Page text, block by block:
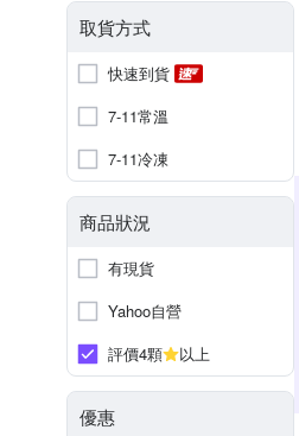
取貨方式
快速到貨
7-11常溫
7-11冷凍
商品狀況
有現貨
Yahoo自營
評價4顆
以上
優惠